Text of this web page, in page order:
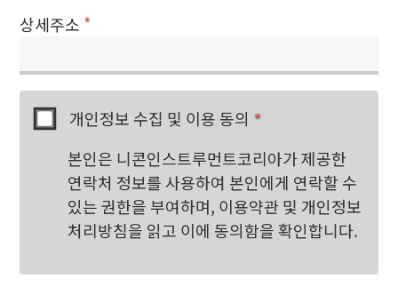
상세주소*
개인정보 수집 및 이용 동의 *
본인은 니콘인스트루먼트코리아가 제공한
연락처 정보를 사용하여 본인에게 연락할 수
있는 권한을 부여하며, 이용약관 및 개인정보
처리방침을 읽고 이에 동의함을 확인합니다.